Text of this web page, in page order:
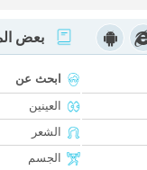
بعض
ابحث عن
العينين
الشعر
الجسم